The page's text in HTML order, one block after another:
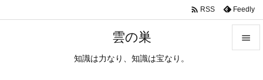
雲の巣
知識は力なり、知識は宝なり。

 RSS Feedly